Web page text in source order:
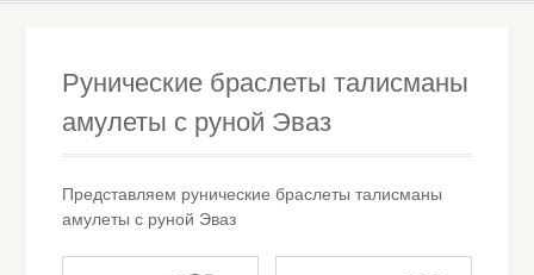
Рунические браслеты талисманы
амулеты с руной Эваз
Представляем рунические браслеты талисманы
амулеты с руной Эваз